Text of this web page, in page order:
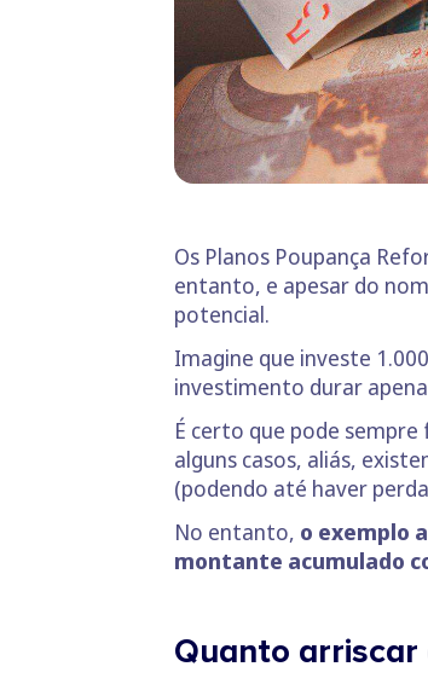
Os Planos Poupança
entanto, e apesar do
potencial.
Imagine que investe
investimento durar
É certo que pode
alguns casos, aliás,
(podendo até haver
No entanto, o exemplo
montante acumulado
Quanto arriscar